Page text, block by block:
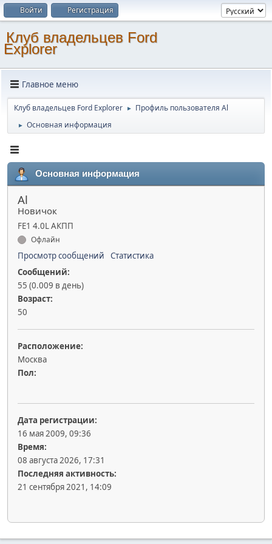
Войти Регистрация
Клуб владельцев Ford
Explorer
Главное меню
Клуб владельцев Ford Explorer ► Профиль пользователя Al
► Основная информация
Основная информация
Al
Новичок
FE1 4.0L АКПП
Офлайн
Просмотр сообщений
Статистика
Сообщений:
55 (0.009 в день)
Возраст:
50
Расположение:
Москва
Пол:
Дата регистрации:
16 мая 2009, 09:36
Время:
08 августа 2026, 17:31
Последняя активность:
21 сентября 2021, 14:09